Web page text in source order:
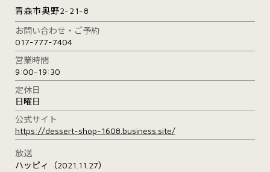
青森市奥野2-21-8
お問い合わせ・ご予約
017-777-7404
営業時間
9:00-19:30
定休日
日曜日
公式サイト
https://dessert-shop-1608.business.site/
放送
ハッピィ（2021.11.27）